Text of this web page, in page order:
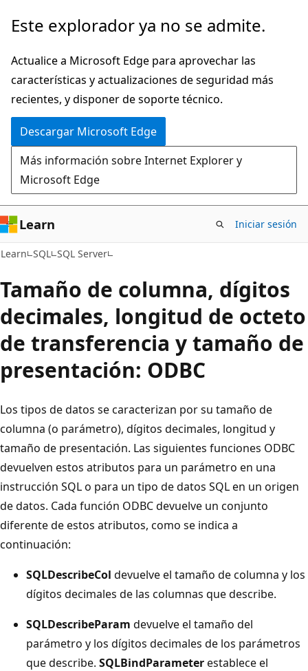
Ir
contenido
principal
Este explorador ya no se admite.
Actualice a Microsoft Edge para aprovechar las
características y actualizaciones de seguridad más
recientes, y disponer de soporte técnico.
Descargar Microsoft Edge
Más información sobre Internet Explorer y
Microsoft Edge
Learn Iniciar sesión
Learn SQL SQL Server
Tamaño de columna, dígitos
decimales, longitud de octeto
de transferencia y tamaño de
presentación: ODBC
Los tipos de datos se caracterizan por su tamaño de
columna (o parámetro), dígitos decimales, longitud y
tamaño de presentación. Las siguientes funciones ODBC
devuelven estos atributos para un parámetro en una
instrucción SQL o para un tipo de datos SQL en un origen
de datos. Cada función ODBC devuelve un conjunto
diferente de estos atributos, como se indica a
continuación:
SQLDescribeCol devuelve el tamaño de columna y los
dígitos decimales de las columnas que describe.
SQLDescribeParam devuelve el tamaño del
parámetro y los dígitos decimales de los parámetros
que describe. SQLBindParameterestablece el